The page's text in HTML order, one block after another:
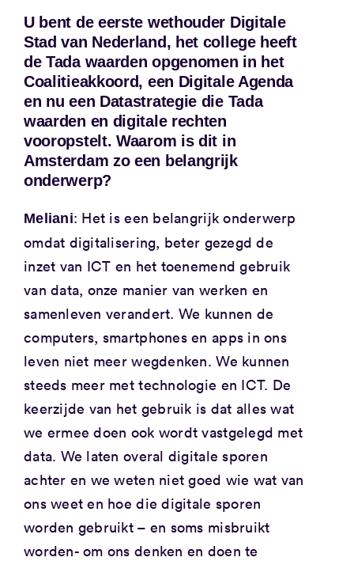
U bent de eerste wethouder Digitale
Stad van Nederland, het college heeft
de Tada waarden opgenomen in het
Coalitieakkoord, een Digitale Agenda
en nu een Datastrategie die Tada
waarden en digitale rechten
vooropstelt. Waarom is dit in
Amsterdam zo een belangrijk
onderwerp?
Meliani: Het is een belangrijk onderwerp
omdat digitalisering, beter gezegd de
inzet van ICT en het toenemend gebruik
van data, onze manier van werken en
samenleven verandert. We kunnen de
computers, smartphones en apps in ons
leven niet meer wegdenken. We kunnen
steeds meer met technologie en ICT. De
keerzijde van het gebruik is dat alles wat
we ermee doen ook wordt vastgelegd met
data. We laten overal digitale sporen
achter en we weten niet goed wie wat van
ons weet en hoe die digitale sporen
worden gebruikt – en soms misbruikt
worden- om ons denken en doen te